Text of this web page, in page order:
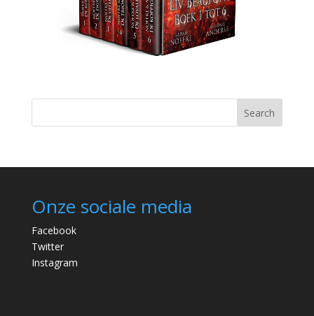
Search
Onze sociale media
Facebook
Twitter
Instagram